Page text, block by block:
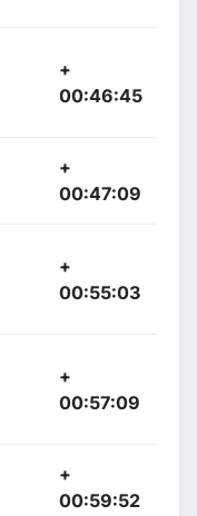
+
00:46:45
+
00:47:09
+
00:55:03
+
00:57:09
+
00:59:52